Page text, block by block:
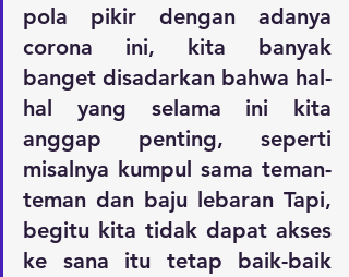
pola pikir dengan adanya
corona ini, kita banyak
banget disadarkan bahwa hal-
hal yang selama ini kita
anggap penting, seperti
misalnya kumpul sama teman-
teman dan baju lebaran Tapi,
begitu kita tidak dapat akses
ke sana itu tetap baik-baik